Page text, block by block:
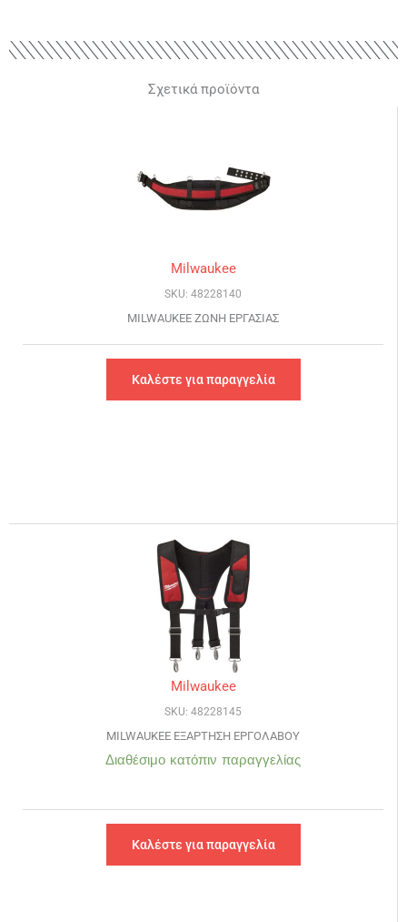
Σχετικά προϊόντα
Milwaukee
SKU: 48228140
MILWAUKEE ΖΩΝΗ ΕΡΓΑΣΙΑΣ
Καλέστε για παραγγελία
Milwaukee
SKU: 48228145
MILWAUKEE ΕΞΑΡΤΗΣΗ ΕΡΓΟΛΑΒΟΥ
Διαθέσιμο κατόπιν παραγγελίας
Καλέστε για παραγγελία